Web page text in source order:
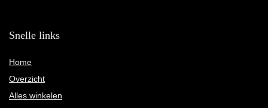
Snelle links
Home
Overzicht
Alles winkelen